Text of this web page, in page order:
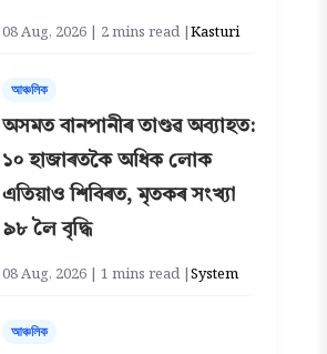
08 Aug, 2026 | 2 mins read |Kasturi
আঞ্চলিক
অসমত বানপানীৰ তাণ্ডৱ অব্যাহত:
১০ হাজাৰতকৈ অধিক লোক
এতিয়াও শিবিৰত, মৃতকৰ সংখ্যা
৯৮ লৈ বৃদ্ধি
08 Aug, 2026 | 1 mins read |System
আঞ্চলিক